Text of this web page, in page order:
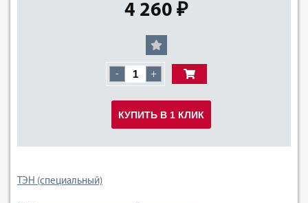
4 260 ₽
- +
КУПИТЬ В 1 КЛИК
ТЭН (специальный)